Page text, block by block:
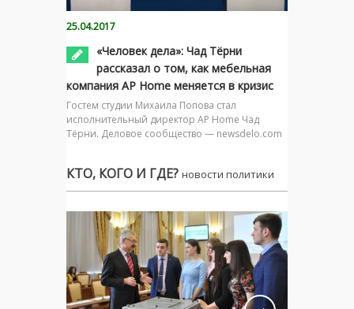
25.04.2017
«Человек дела»: Чад Тёрни
рассказал о том, как мебельная
компания AP Home меняется в кризис
Гостем студии Михаила Попова стал
исполнительный директор AP Home Чад
Тёрни. Деловое сообщество — newsdelo.com
КТО, КОГО И ГДЕ? новости политики